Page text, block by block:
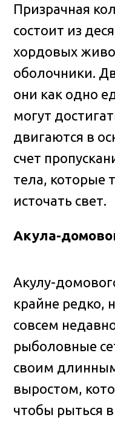
Призрачная
состоит из
хордовых
оболочники.
они как одно
могут
двигаются в
счет
тела, которые
источать свет.
Акула-
Акулу-
крайне редко,
совсем
рыболовные
своим
выростом,
чтобы рыться